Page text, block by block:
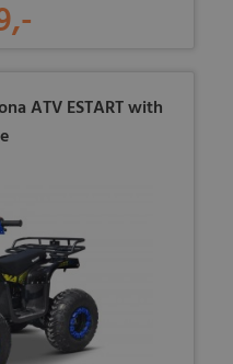
ATV ESTART with